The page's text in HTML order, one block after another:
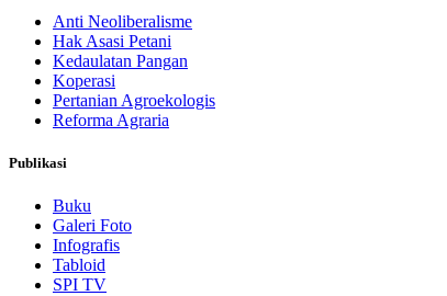
Anti Neoliberalisme
Hak Asasi Petani
Kedaulatan Pangan
Koperasi
Pertanian Agroekologis
Reforma Agraria
Publikasi
Buku
Galeri Foto
Infografis
Tabloid
SPI TV